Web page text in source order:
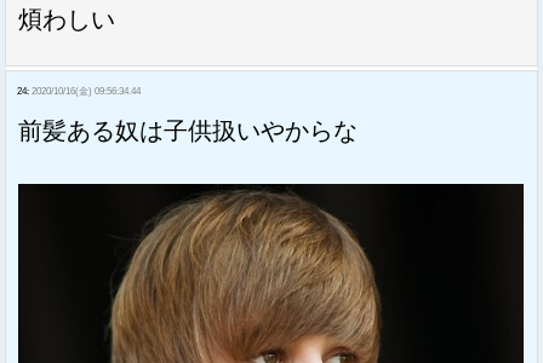
煩わしい
24: 2020/10/16(金) 09:56:34.44
前髪ある奴は子供扱いやからな